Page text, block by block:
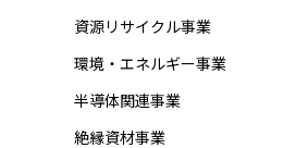
資源リサイクル事業
環境・エネルギー事業
半導体関連事業
絶縁資材事業